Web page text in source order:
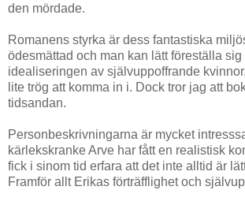
den mördade.
Romanens styrka är dess fantastiska
ödesmättad och man kan lätt föreställa
idealiseringen av självuppoffrande
lite trög att komma in i. Dock tror jag att
tidsandan.
Personbeskrivningarna är mycket
kärlekskranke Arve har fått en realistisk
fick i sinom tid erfara att det inte alltid är
Framför allt Erikas förträfflighet och